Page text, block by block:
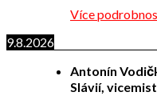
Více
9.8.2026
Antonín
Slávií,